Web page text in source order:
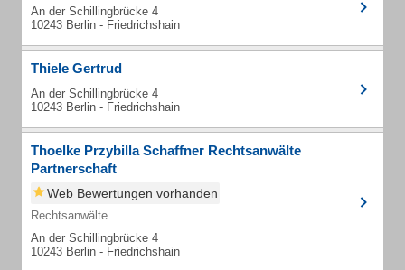
An der Schillingbrücke 4
10243 Berlin - Friedrichshain
Thiele Gertrud
An der Schillingbrücke 4
10243 Berlin - Friedrichshain
Thoelke Przybilla Schaffner Rechtsanwälte
Partnerschaft
Web Bewertungen vorhanden
Rechtsanwälte
An der Schillingbrücke 4
10243 Berlin - Friedrichshain